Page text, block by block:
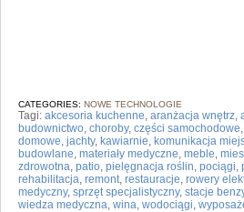
CATEGORIES: NOWE TECHNOLOGIE
Tagi: akcesoria kuchenne, aranżacja wnętrz,
budownictwo, choroby, części samochodowe,
domowe, jachty, kawiarnie, komunikacja
budowlane, materiały medyczne, meble,
zdrowotna, patio, pielęgnacja roślin, pociągi,
rehabilitacja, remont, restauracje, rowery
medyczny, sprzęt specjalistyczny, stacje
wiedza medyczna, wina, wodociągi,